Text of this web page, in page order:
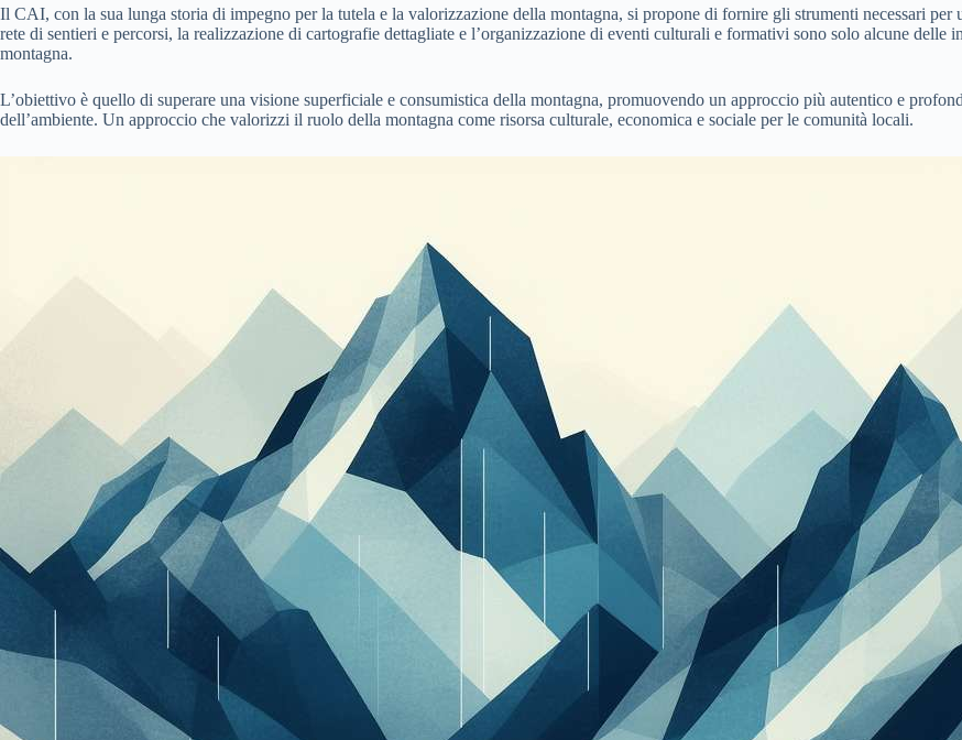
Il CAI, con la sua lunga storia di impegno per la tutela e la valorizzazione della montagna, si propone di fornire gli strumenti necessari
rete di sentieri e percorsi, la realizzazione di cartografie dettagliate e l’organizzazione di eventi culturali e formativi sono solo alcune
montagna.
L’obiettivo è quello di superare una visione superficiale e consumistica della montagna, promuovendo un approccio più autentico e
dell’ambiente. Un approccio che valorizzi il ruolo della montagna come risorsa culturale, economica e sociale per le comunità locali.